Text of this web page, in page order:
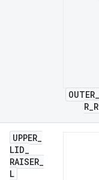
UPPER_
LID_
RAISER_
L